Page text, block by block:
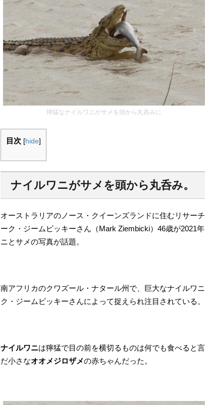
獰猛なナイルワニがサメを頭から丸呑みに
目次 [hide]
ナイルワニがサメを頭から丸呑み。
オーストラリアのノース・クイーンズランドに住むリサー
ーク・ジームビッキーさん（Mark Ziembicki）46歳が2021
ニとサメの写真が話題。
南アフリカのクワズール・ナタール州で、巨大なナイルワ
ク・ジームビッキーさんによって捉えられ注目されている。
ナイルワニは獰猛で目の前を横切るものは何でも食べると
だ小さなオオメジロザメの赤ちゃんだった。